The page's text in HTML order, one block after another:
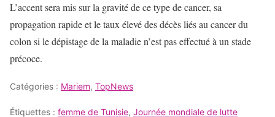
L’accent sera mis sur la gravité de ce type de cancer, sa
propagation rapide et le taux élevé des décès liés au cancer du
colon si le dépistage de la maladie n’est pas effectué à un stade
précoce.
Catégories : Mariem, TopNews
Étiquettes : femme de Tunisie, Journée mondiale de lutte